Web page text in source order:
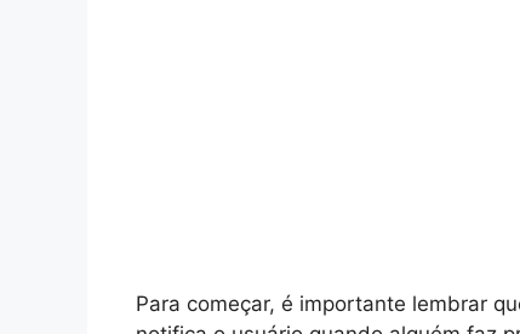
Para começar, é importante lembrar